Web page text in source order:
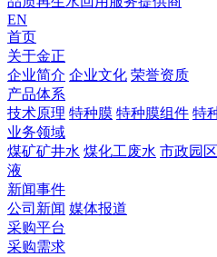
EN
首页
关于金正
企业简介 企业文化 荣誉资质
产品体系
技术原理 特种膜 特种膜组件 特
业务领域
煤矿矿井水 煤化工废水 市政园
液
新闻事件
公司新闻 媒体报道
采购平台
采购需求